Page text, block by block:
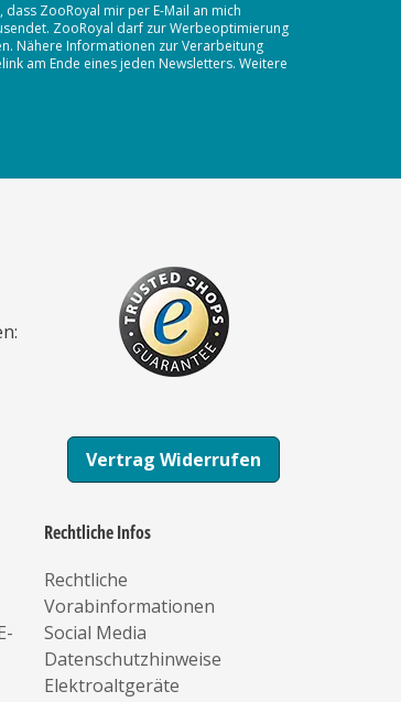
ZooRoyal mir per E-Mail an mich
ZooRoyal darf zur Werbeoptimierung
Nähere Informationen zur Verarbeitung
am Ende eines jeden Newsletters. Weitere
Vertrag Widerrufen
Rechtliche Infos
Rechtliche
Vorabinformationen
Social Media
Datenschutzhinweise
Elektroaltgeräte